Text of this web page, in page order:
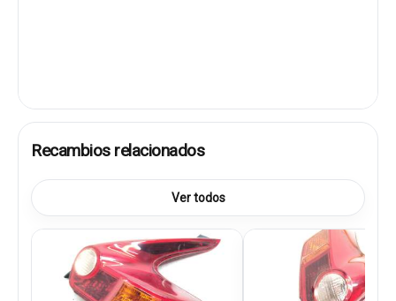
Recambios relacionados
Ver todos